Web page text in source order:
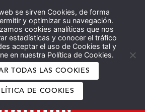
se sirven Cookies, de forma
y optimizar su navegación.
cookies analíticas que nos
estadísticas y conocer el tráfico
aceptar el uso de Cookies tal y
en nuestra Política de Cookies.
TODAS LAS COOKIES
DE COOKIES
Español English